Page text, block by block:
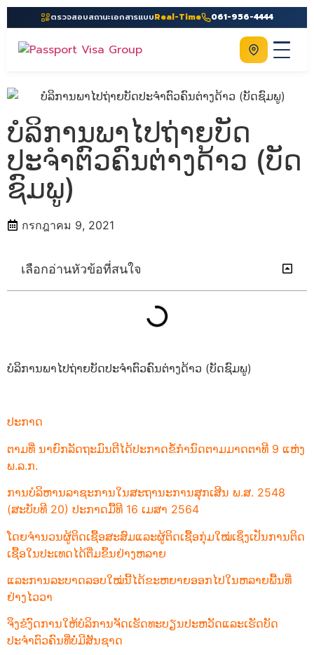
ตรวจสอบสถานะเอกสารแบบReal-Time 061-956-4444
Home
เกี่ยวกับเรา
บริการ
คู่มือ
ความรู้
ประเทศ
ติดต่อเรา
ติดต่อเรา
ບໍລິການພາໄປຖ່າຍບັດ
ປະຈຳຕົວຄົນຕ່າງດ້າວ (ບັດ
ຊົມພູ)
กรกฎาคม 9, 2021
เลือกอ่านหัวข้อที่สนใจ
ບໍລິການພາໄປຖ່າຍບັດປະຈຳຕົວຄົນຕ່າງດ້າວ (ບັດຊົມພູ)
ປະກາດ
ຕາມທີ່ ນາຍົກລັດຖະມົນຕີໄດ້ປະກາດຂໍ້ກຳນົດຕາມມາດຕາທີ 9 ແຫ່ງ
ພ.ລ.ກ.
ການບໍລິຫານລາຊະການໃນສະຖານະການສຸກເສີນ ພ.ສ. 2548
(ສະບັບທີ 20) ປະກາດມື້ທີ 16 ເມສາ 2564
ໂດຍຈຳນວນຜູ້ຕິດເຊື້ອສະສົມແລະຜູ້ຕິດເຊື້ອກຸ່ມໃໝ່ເຊິ່ງເປັນການຕິດ
ເຊື້ອໃນປະເທດໄດ້ຕື່ມຂຶ້ນຢ່າງຫລາຍ
ແລະການລະບາດລອບໃໝ່ນີ້ໄດ້ຂະຫຍາຍອອກໄປໃນຫລາຍພື້ນທີ່
ຢ່າງໄວວາ
ຈຶງຂໍງົດການໃຫ້ບໍລິການຈັດເຮັດທະບຽນປະຫວັດແລະເຮັດບັດ
ປະຈຳຕົວຄົນທີ່ບໍ່ມີສັນຊາດ